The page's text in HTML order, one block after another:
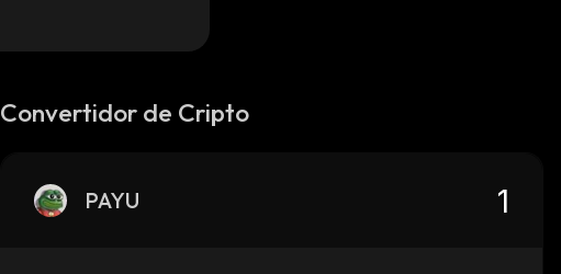
Convertidor de Cripto
PAYU